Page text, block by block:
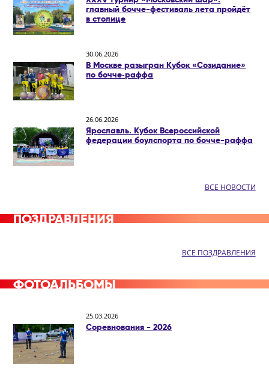
главный бочче-фестиваль лета пройдёт
в столице
30.06.2026
В Москве разыгран Кубок «Созидание»
по бочче‑раффа
26.06.2026
Ярославль. Кубок Всероссийской
федерации боулспорта по бочче-раффа
ВСЕ НОВОСТИ
ПОЗДРАВЛЕНИЯ
ВСЕ ПОЗДРАВЛЕНИЯ
ФОТОАЛЬБОМЫ
25.03.2026
Соревнования - 2026